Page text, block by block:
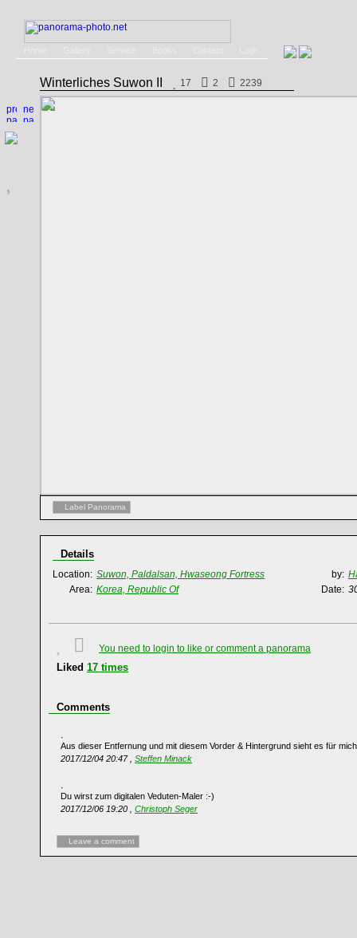
Winterliches Suwon II 17 2 2239
Label Panorama
Details
Location: Suwon, Paldalsan, Hwaseong Fortress by:
Area: Korea, Republic Of Date:
You need to login to like or comment a panorama
Liked 17 times
Comments
Aus dieser Entfernung und mit diesem Vorder & Hintergrund sieht es für
2017/12/04 20:47 , Steffen Minack
Du wirst zum digitalen Veduten-Maler :-)
2017/12/06 19:20 , Christoph Seger
Leave a comment